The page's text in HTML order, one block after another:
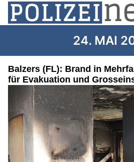
24. MAI
Balzers (FL): Brand in
für Evakuation und